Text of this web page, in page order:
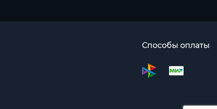
Способы оплаты